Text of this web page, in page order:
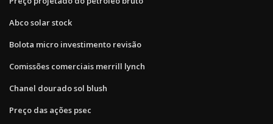
Abco solar stock
Bolota micro investimento revisão
Comissões comerciais merrill lynch
Chanel dourado sol blush
Preço das ações psec